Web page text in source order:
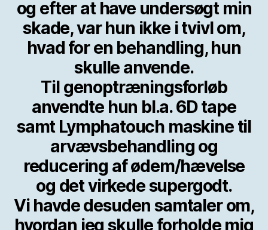
og efter at have undersøgt min
skade, var hun ikke i tvivl om,
hvad for en behandling, hun
skulle anvende.
Til genoptræningsforløb
anvendte hun bl.a. 6D tape
samt Lymphatouch maskine til
arvævsbehandling og
reducering af ødem/hævelse
og det virkede supergodt.
Vi havde desuden samtaler om,
hvordan jeg skulle forholde mig